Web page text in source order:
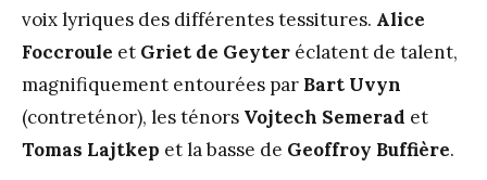
voix lyriques des différentes tessitures. Alice
Foccroule et Griet de Geyter éclatent de talent,
magnifiquement entourées par Bart Uvyn
(contreténor), les ténors Vojtech Semerad et
Tomas Lajtkep et la basse de Geoffroy Buffière.